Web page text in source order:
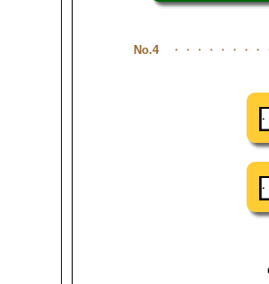
No.4・・・・・・・・